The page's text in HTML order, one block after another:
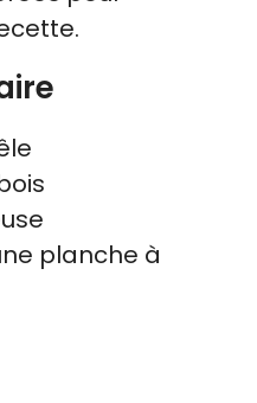
planche à